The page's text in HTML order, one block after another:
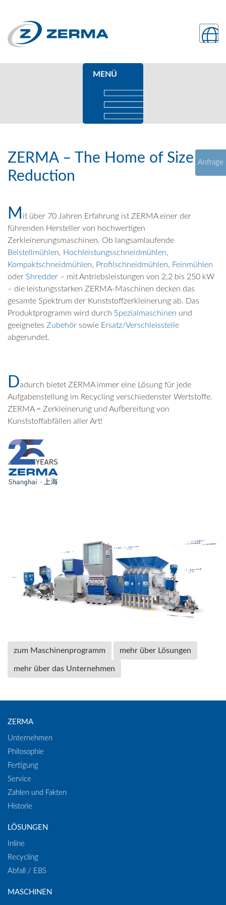
MENÜ
Anfrage
ZERMA – The Home of Size
Reduction
M it über 70 Jahren Erfahrung ist ZERMA einer der
führenden Hersteller von hochwertigen
Zerkleinerungsmaschinen. Ob langsamlaufende
Beistellmühlen, Hochleistungsschneidmühlen,
Kompaktschneidmühlen, Profilschneidmühlen, Feinmühlen
oder Shredder – mit Antriebsleistungen von 2,2 bis 250 kW
– die leistungsstarken ZERMA-Maschinen decken das
gesamte Spektrum der Kunststoffzerkleinerung ab. Das
Produktprogramm wird durch Spezialmaschinen und
geeignetes Zubehör sowie Ersatz/Verschleissteile
abgerundet.
Dadurch bietet ZERMA immer eine Lösung für jede
Aufgabenstellung im Recycling verschiedenster Wertstoffe.
ZERMA = Zerkleinerung und Aufbereitung von
Kunststoffabfällen aller Art!
zum Maschinenprogramm mehr über Lösungen
mehr über das Unternehmen
ZERMA
Unternehmen
Philosophie
Fertigung
Service
Zahlen und Fakten
Historie
LÖSUNGEN
Inline
Recycling
Abfall / EBS
MASCHINEN